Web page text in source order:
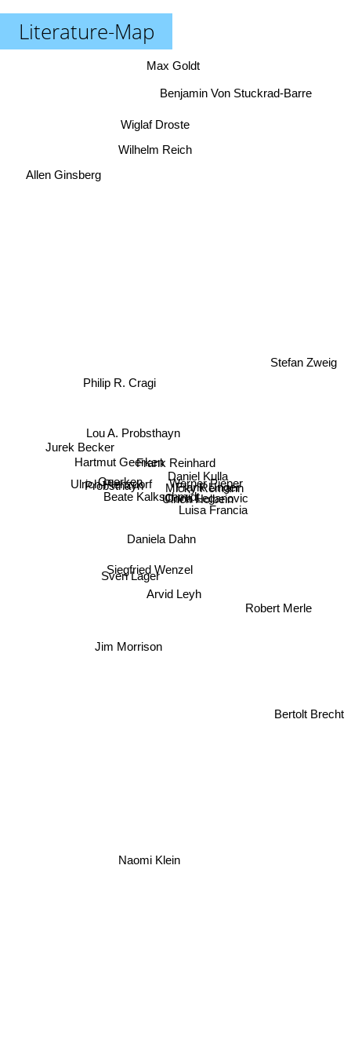
Literature-Map
Frank Reinhard
Daniel Kulla
Ulrich Holbein
Werner Pieper
Micky Remann
Oona Leganovic
Frank Unger
Luisa Francia
Beate Kalkschmidt
Daniela Dahn
Geerken
Hartmut Geerken
Probsthayn
Siegfried Wenzel
Arvid Leyh
Lou A. Probsthayn
Philip R. Cragi
Ulrich Plenzdorf
Jim Morrison
Sven Lager
Robert Merle
Stefan Zweig
Wilhelm Reich
Jurek Becker
Wiglaf Droste
Naomi Klein
Bertolt Brecht
Benjamin Von Stuckrad-Barre
Max Goldt
Allen Ginsberg